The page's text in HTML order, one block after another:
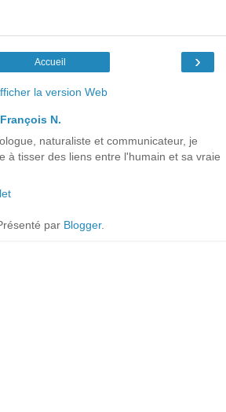
›
Accueil
la version Web
N.
naturaliste et communicateur, je
à tisser des liens entre l'humain et sa vraie
par Blogger.